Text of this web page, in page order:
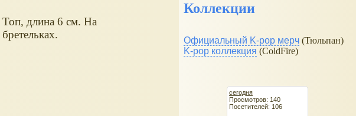
Топ, длина 6 см. На
бретельках.
Коллекции
Официальный K-pop мерч (Тюльпан)
K-pop коллекция (ColdFire)
сегодня
Просмотров: 140
Посетителей: 106